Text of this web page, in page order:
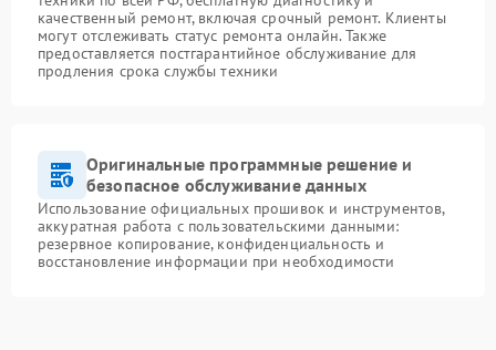
качественный ремонт, включая срочный ремонт. Клиенты
могут отслеживать статус ремонта онлайн. Также
предоставляется постгарантийное обслуживание для
продления срока службы техники
Оригинальные программные решение и
безопасное обслуживание данных
Использование официальных прошивок и инструментов,
аккуратная работа с пользовательскими данными:
резервное копирование, конфиденциальность и
восстановление информации при необходимости